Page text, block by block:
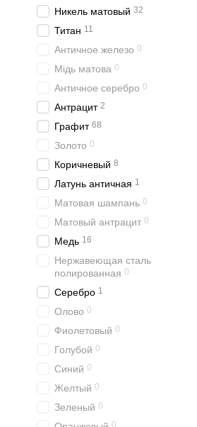
Никель матовый 32
Титан 11
Античное железо 0
Мідь матова 0
Античное серебро 0
Антрацит 2
Графит 68
Золото 0
Коричневый 8
Латунь античная 1
Матовая шампань 0
Матовый антрацит 0
Медь 16
Нержавеющая сталь
полированная 0
Серебро 1
Олово 0
Фиолетовый 0
Голубой 0
Синий 0
Желтый 0
Зеленый 0
0